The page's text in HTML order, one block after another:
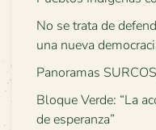
No se trata de
una nueva
Panoramas
Bloque Verde: “La
de esperanza”